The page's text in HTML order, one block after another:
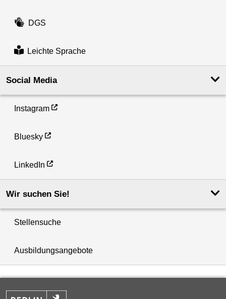
DGS
Leichte Sprache
Social Media
Instagram
Bluesky
LinkedIn
Wir suchen Sie!
Stellensuche
Ausbildungsangebote